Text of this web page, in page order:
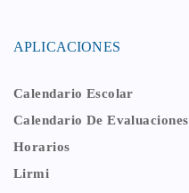
APLICACIONES
Calendario Escolar
Calendario De Evaluaciones
Horarios
Lirmi